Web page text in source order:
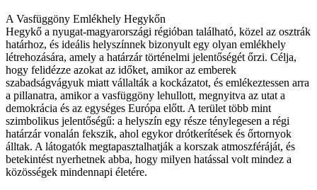
A Vasfüggöny Emlékhely Hegykőn
Hegykő a nyugat-magyarországi régióban található, közel az osztrák
határhoz, és ideális helyszínnek bizonyult egy olyan emlékhely
létrehozására, amely a határzár történelmi jelentőségét őrzi. Célja,
hogy felidézze azokat az időket, amikor az emberek
szabadságvágyuk miatt vállalták a kockázatot, és emlékeztessen arra
a pillanatra, amikor a vasfüggöny lehullott, megnyitva az utat a
demokrácia és az egységes Európa előtt. A terület több mint
szimbolikus jelentőségű: a helyszín egy része ténylegesen a régi
határzár vonalán fekszik, ahol egykor drótkerítések és őrtornyok
álltak. A látogatók megtapasztalhatják a korszak atmoszféráját, és
betekintést nyerhetnek abba, hogy milyen hatással volt mindez a
közösségek mindennapi életére.